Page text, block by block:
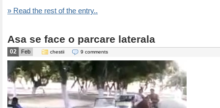
» Read the rest of the entry..
Asa se face o parcare laterala
02 Feb chestii 9 comments